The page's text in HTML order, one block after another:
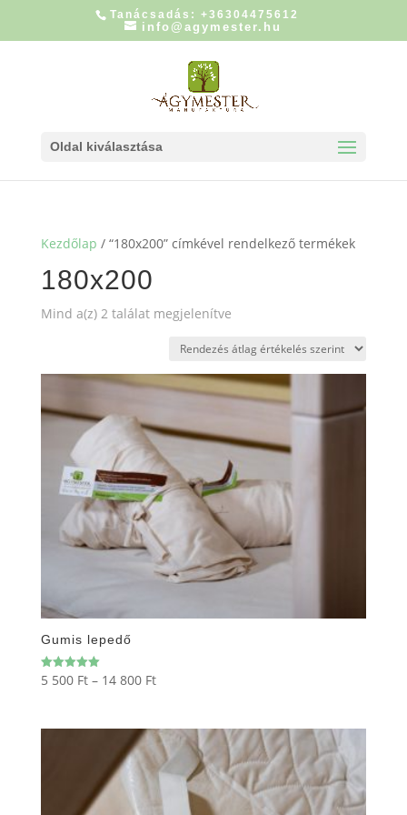
Tanácsadás: +36304475612
info@agymester.hu
Oldal kiválasztása
Kezdőlap / “180x200” címkével rendelkező termékek
180x200
Mind a(z) 2 találat megjelenítveSorted
average
rating
Gumis lepedő
Értékelés:
5.00
5 500 Ft – 14 800 FtÁrtartomány:
-
14
800 Ft